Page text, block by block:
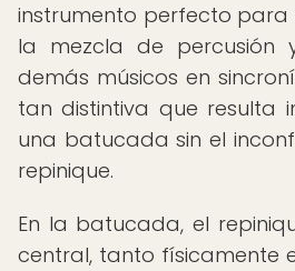
instrumento perfecto
la mezcla de percusión
demás músicos en
tan distintiva que resulta
una batucada sin el
repinique.
En la batucada, el
central, tanto físicamente